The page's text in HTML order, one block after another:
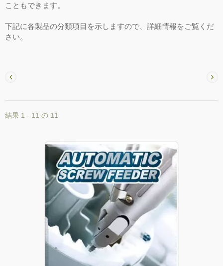
こともできます。
下記に各製品の分類項目を示しますので、詳細情報をご覧くだ
さい。
結果 1 - 11 の 11